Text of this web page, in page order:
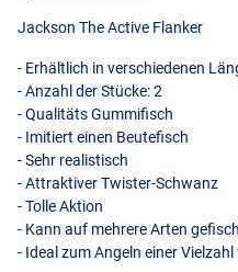
Jackson The Active Flanker
- Erhältlich in verschiedenen
- Anzahl der Stücke: 2
- Qualitäts Gummifisch
- Imitiert einen Beutefisch
- Sehr realistisch
- Attraktiver Twister-Schwanz
- Tolle Aktion
- Kann auf mehrere Arten
- Ideal zum Angeln einer